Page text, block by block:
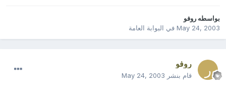
بواسطه روفو
May 24, 2003في البوابة العامة
روفو
قام بنشر May 24, 2003